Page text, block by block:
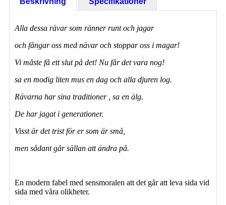
Alla dessa rävar som ränner runt och jagar
och fångar oss med nävar och stoppar oss i magar!
Vi måste få ett slut på det! Nu får det vara nog!
sa en modig liten mus en dag och alla djuren log.
Rävarna har sina traditioner , sa en älg.
De har jagat i generationer.
Visst är det trist för er som är små,
men sådant går sällan att ändra på.
En modern fabel med sensmoralen att det går att leva sida vid
sida med våra olikheter.